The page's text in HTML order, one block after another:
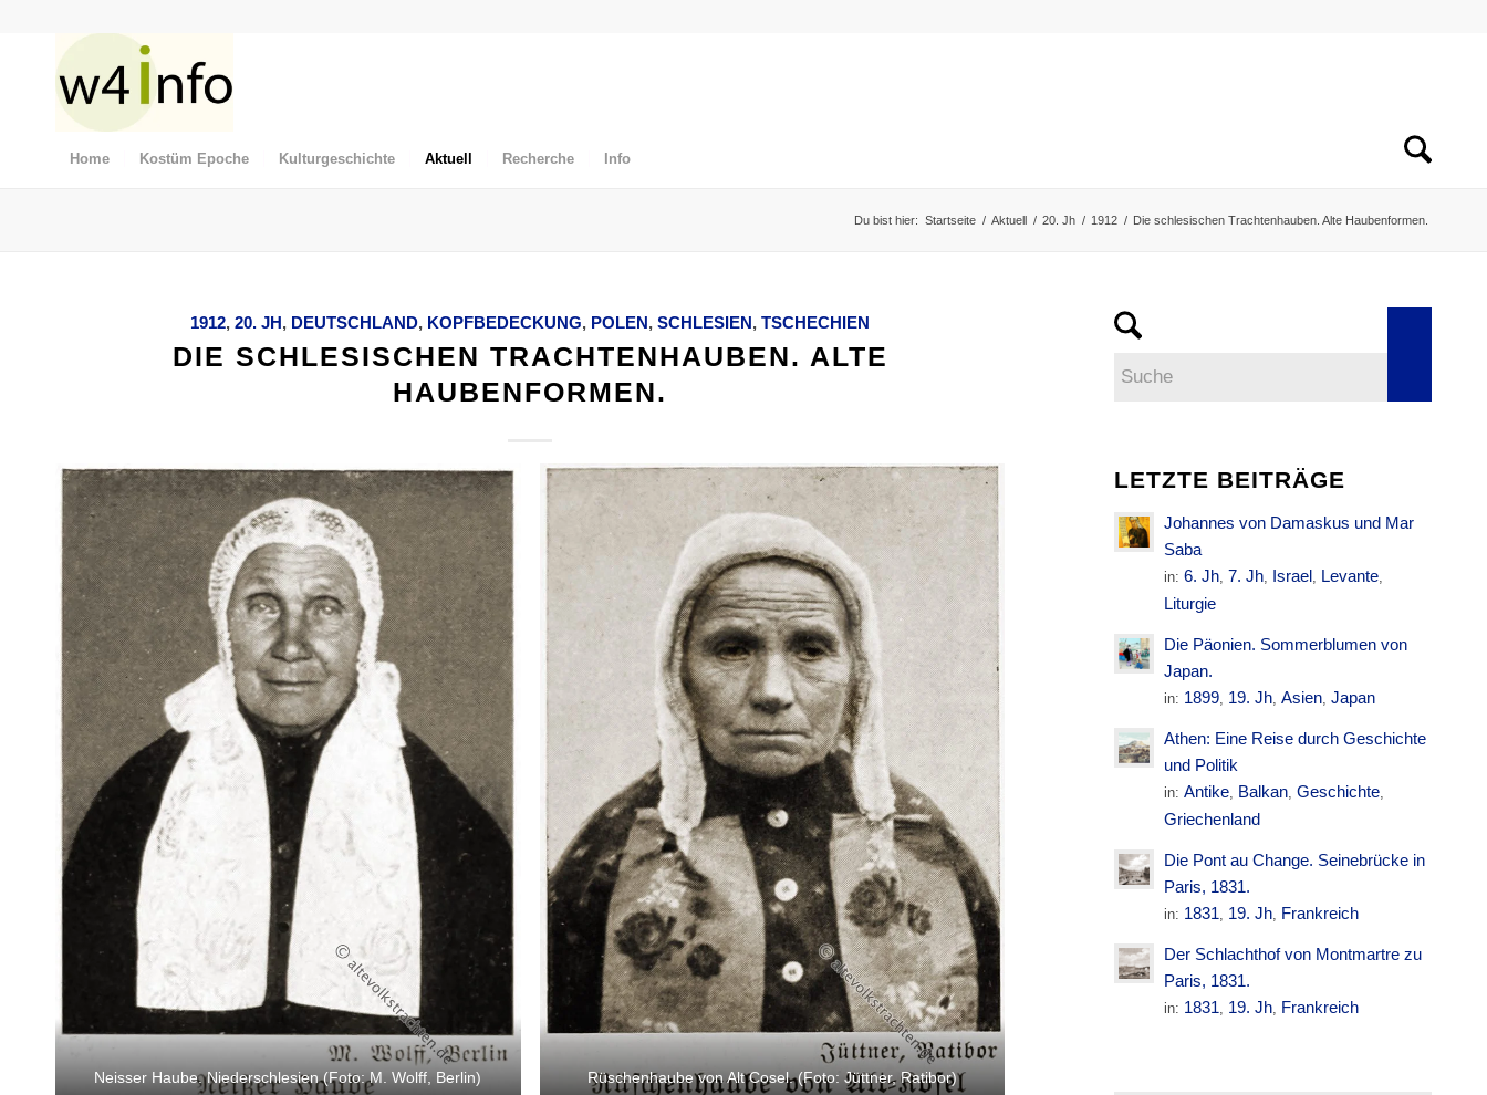
Home Kostüm Epoche Kulturgeschichte Aktuell Recherche Info
Du bist hier: Startseite / Aktuell / 20. Jh / 1912 / Die schlesischen Trachtenhauben. Alte Haubenformen.
1912,20. JH, DEUTSCHLAND, KOPFBEDECKUNG, POLEN,SCHLESIEN,TSCHECHIEN
DIE SCHLESISCHEN TRACHTENHAUBEN. ALTE
HAUBENFORMEN.
Neisser Haube. Niederschlesien (Foto: M. Wolff, Berlin) Rüschenhaube von Alt Cosel. (Foto: Jüttner, Ratibor)
LETZTE BEITRÄGE
Johannes von Damaskus und Mar
Saba
in:6. Jh, 7. Jh, Israel, Levante,
Liturgie
Die Päonien. Sommerblumen von
Japan.
in: 1899, 19. Jh,Asien,Japan
Athen: Eine Reise durch Geschichte
und Politik
in:Antike, Balkan,Geschichte,
Griechenland
Die Pont au Change. Seinebrücke in
Paris, 1831.
in: 1831, 19. Jh, Frankreich
Der Schlachthof von Montmartre zu
Paris, 1831.
in: 1831, 19. Jh, Frankreich